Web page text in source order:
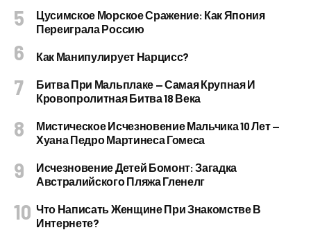
Цусимское Морское Сражение: Как Япония
Переиграла Россию
Как Манипулирует Нарцисс?
Битва При Мальплаке — Самая Крупная И
Кровопролитная Битва 18 Века
Мистическое Исчезновение Мальчика 10 Лет —
Хуана Педро Мартинеса Гомеса
Исчезновение Детей Бомонт: Загадка
Австралийского Пляжа Гленелг
Что Написать Женщине При Знакомстве В
Интернете?